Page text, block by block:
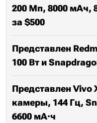
200 Мп, 8000 мАч,
за $500
Представлен
100 Вт и
Представлен Vivo
камеры, 144 Гц,
6600 мА·ч